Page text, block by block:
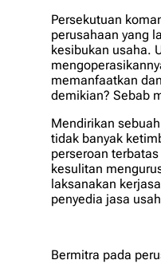
Persekutuan
perusahaan yang
kesibukan usaha.
memanfaatkan
demikian? Sebab
Mendirikan
tidak banyak
perseroan
kesulitan
laksanakan
penyedia jasa
Bermitra pada